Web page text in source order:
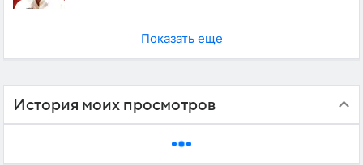
Показать еще
История моих просмотров